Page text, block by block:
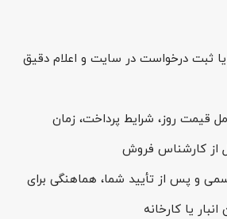
با ۰۲۱۷۴۴۸۶ یا ثبت درخواست در سایت و اعلام دقیق
قیمت روز، شرایط پرداخت، زمان
از کارشناس فروش
و پس از تأیید شما، هماهنگی برای
یا کارخانه